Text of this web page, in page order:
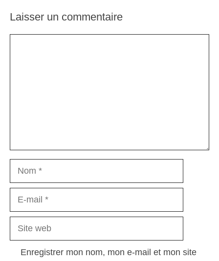
Laisser un commentaire
Nom
Site
Enregistrer mon nom, mon e-mail et mon site